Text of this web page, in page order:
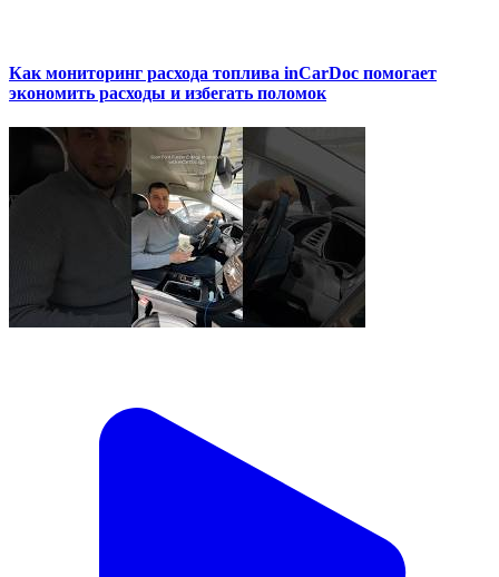
Как мониторинг расхода топлива inCarDoc помогает
экономить расходы и избегать поломок